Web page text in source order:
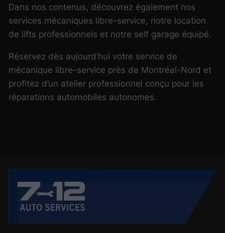
Dans nos contenus, découvrez également nos
services mécaniques libre-service, notre location
de lifts professionnels et notre self garage équipé.
Réservez dès aujourd’hui votre service de
mécanique libre-service près de Montréal-Nord et
profitez d’un atelier professionnel conçu pour les
réparations automobiles autonomes.